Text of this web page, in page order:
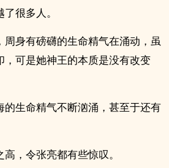
很多人。
周身有磅礴的生命精气在涌动，虽
，可是她神王的本质是没有改变
的生命精气不断汹涌，甚至于还有
，令张亮都有些惊叹。